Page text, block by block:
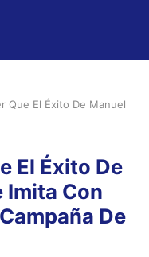
Que El Éxito De Manuel
El Éxito De
Imita Con
De